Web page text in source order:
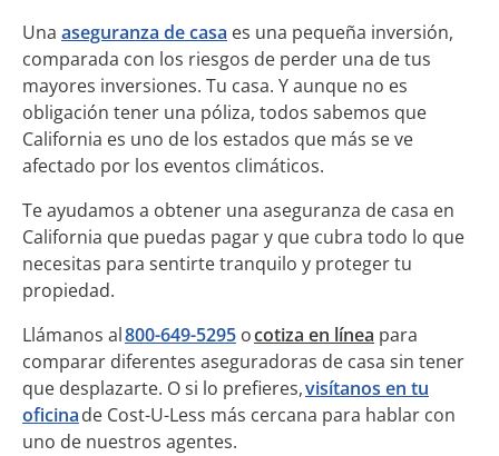
Una aseguranza de casa es una pequeña inversión,
comparada con los riesgos de perder una de tus
mayores inversiones. Tu casa. Y aunque no es
obligación tener una póliza, todos sabemos que
California es uno de los estados que más se ve
afectado por los eventos climáticos.
Te ayudamos a obtener una aseguranza de casa en
California que puedas pagar y que cubra todo lo que
necesitas para sentirte tranquilo y proteger tu
propiedad.
Llámanos al800-649-5295 ocotiza en línea para
comparar diferentes aseguradoras de casa sin tener
que desplazarte. O si lo prefieres,visítanos en tu
oficinade Cost-U-Less más cercana para hablar con
uno de nuestros agentes.